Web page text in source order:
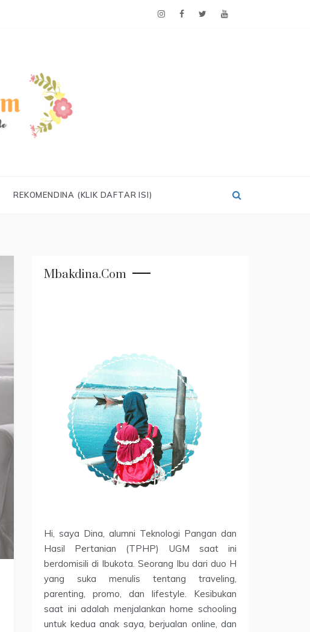
REKOMENDINA (KLIK DAFTAR ISI)
Mbakdina.com
Hi, saya Dina, alumni Teknologi Pangan dan
Hasil Pertanian (TPHP) UGM saat ini
berdomisili di Ibukota. Seorang Ibu dari duo H
yang suka menulis tentang traveling,
parenting, promo, dan lifestyle. Kesibukan
saat ini adalah menjalankan home schooling
untuk kedua anak saya, berjualan online, dan